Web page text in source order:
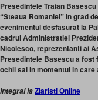
Presedintele Traian
“Steaua Romaniei” in grad
evenimentul desfasurat la
cadrul Administratiei
Nicolesco, reprezentanti ai
Presedintele Basescu a
ochii sai in momentul in
Integral laZiaristi Online